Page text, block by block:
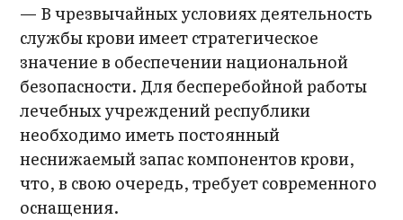
— В чрезвычайных условиях деятельность
службы крови имеет стратегическое
значение в обеспечении национальной
безопасности. Для бесперебойной работы
лечебных учреждений республики
необходимо иметь постоянный
неснижаемый запас компонентов крови,
что, в свою очередь, требует современного
оснащения.